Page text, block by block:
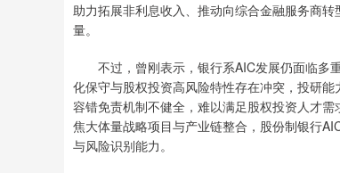
助力拓展非利息收入、推动向综合金融服务商
量。
不过，曾刚表示，银行系AIC发展仍面临多重
化保守与股权投资高风险特性存在冲突，投研
容错免责机制不健全，难以满足股权投资人才
焦大体量战略项目与产业链整合，股份制银行
与风险识别能力。